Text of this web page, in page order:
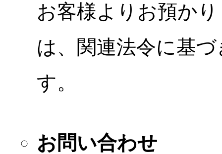
お客様よりお預か
は、関連法令に基
す。
お問い合わせ